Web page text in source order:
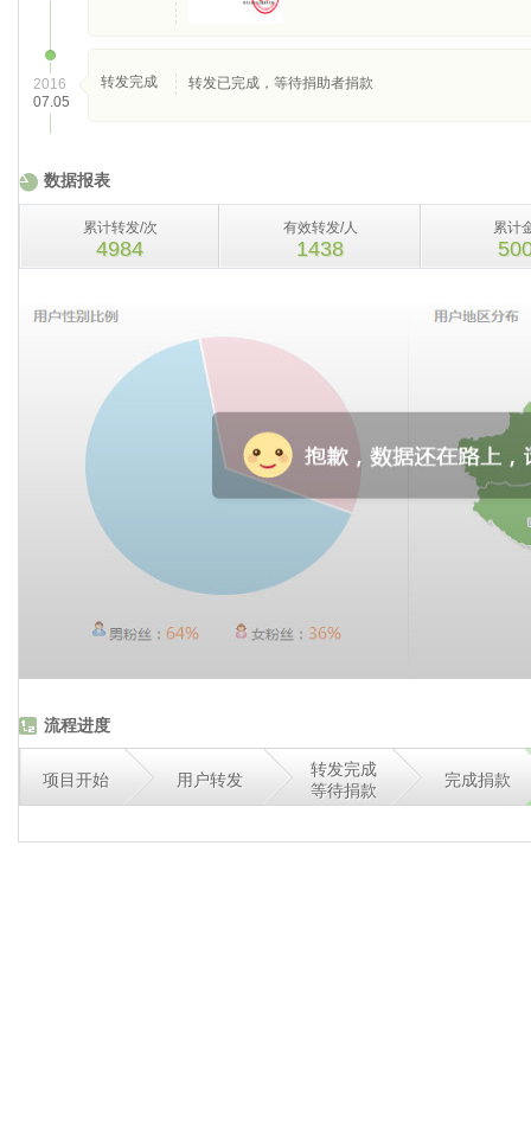
2016
07.05
转发完成 转发已完成，等待捐助者捐款
数据报表
累计转发/次
4984
有效转发/人
1438
累计
流程进度
项目开始 用户转发
转发完成
等待捐款
完成捐款